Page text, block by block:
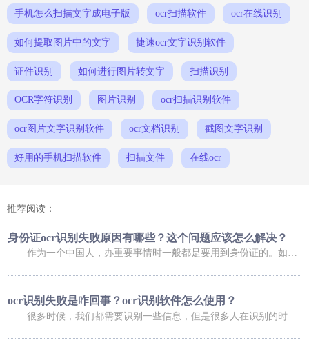
手机怎么扫描文字成电子版 ocr扫描软件 ocr在线识别
如何提取图片中的文字 捷速ocr文字识别软件
证件识别 如何进行图片转文字 扫描识别
OCR字符识别 图片识别 ocr扫描识别软件
ocr图片文字识别软件 ocr文档识别 截图文字识别
好用的手机扫描软件 扫描文件 在线ocr
推荐阅读：
身份证ocr识别失败原因有哪些？这个问题应该怎么解决？
作为一个中国人，办重要事情时一般都是要用到身份证的。如果是在网上办理业务，可能还会用到身份证扫描件。不过，进行扫描时，我们总会碰到这样那样的问题，比如身份证ocr无法正常识别，那么，身份证ocr识别失败原因有哪些？这个问题又应该怎么解决呢？ 身份证ocr识别失败原因有哪些？ 导致身份证识别失败的原因有很多，常
ocr识别失败是咋回事？ocr识别软件怎么使用？